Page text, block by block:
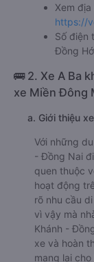
Xem
https://
Số điện
Đồng
🚌 2. Xe A Ba
xe Miền Đông
a. Giới thiệu
Với những
- Đồng Nai
quen thuộc
hoạt động
rõ nhu cầu
vì vậy mà
Khánh -
xe và hoàn
mang lại